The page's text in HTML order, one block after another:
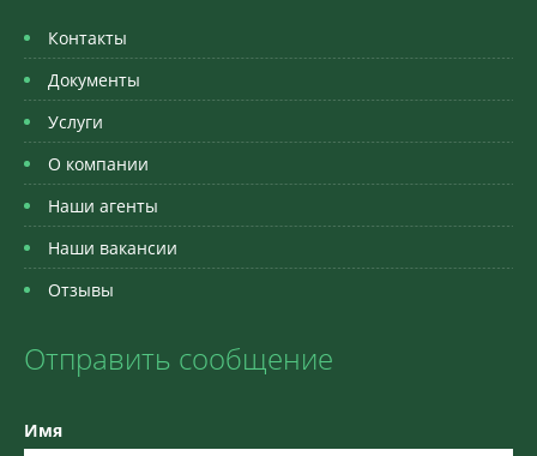
Контакты
Документы
Услуги
О компании
Наши агенты
Наши вакансии
Отзывы
Отправить сообщение
Имя